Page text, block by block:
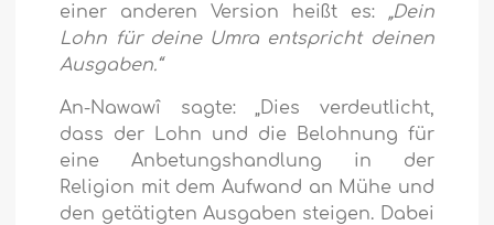
einer anderen Version heißt es: „Dein
Lohn für deine Umra entspricht deinen
Ausgaben.“
An-Nawawî sagte: „Dies verdeutlicht,
dass der Lohn und die Belohnung für
eine Anbetungshandlung in der
Religion mit dem Aufwand an Mühe und
den getätigten Ausgaben steigen. Dabei